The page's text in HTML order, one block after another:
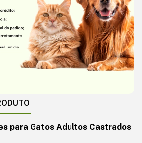
para Gatos Adultos Castrados